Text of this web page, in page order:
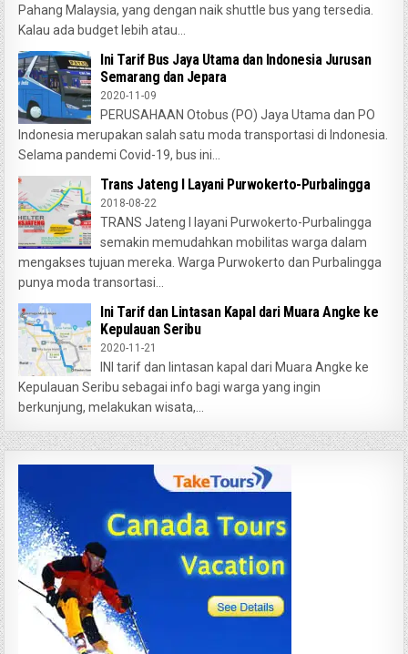
Pahang Malaysia, yang dengan naik shuttle bus yang tersedia.
Kalau ada budget lebih atau...
Ini Tarif Bus Jaya Utama dan Indonesia Jurusan
Semarang dan Jepara
2020-11-09
PERUSAHAAN Otobus (PO) Jaya Utama dan PO
Indonesia merupakan salah satu moda transportasi di Indonesia.
Selama pandemi Covid-19, bus ini...
Trans Jateng I Layani Purwokerto-Purbalingga
2018-08-22
TRANS Jateng I layani Purwokerto-Purbalingga
semakin memudahkan mobilitas warga dalam
mengakses tujuan mereka. Warga Purwokerto dan Purbalingga
punya moda transortasi...
Ini Tarif dan Lintasan Kapal dari Muara Angke ke
Kepulauan Seribu
2020-11-21
INI tarif dan lintasan kapal dari Muara Angke ke
Kepulauan Seribu sebagai info bagi warga yang ingin
berkunjung, melakukan wisata,...